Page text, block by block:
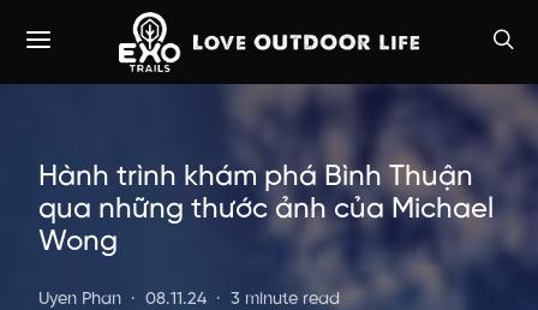
Hành trình khám phá Bình Thuận
qua những thước ảnh của Michael
Wong
Uyen Phan 08.11.24 3 minute read